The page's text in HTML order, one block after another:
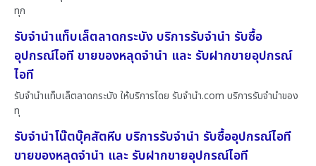
ทุก
รับจำนำแท็บเล็ตลาดกระบัง บริการรับจำนำ รับซื้อ
อุปกรณ์ไอที ขายของหลุดจำนำ และ รับฝากขายอุปกรณ์
ไอที
รับจำนำแท็บเล็ตลาดกระบัง ให้บริการโดย รับจํานํา.com บริการรับจำนำของ
ทุ
รับจำนำโน๊ตบุ๊คสัตหีบ บริการรับจำนำ รับซื้ออุปกรณ์ไอที
ขายของหลุดจำนำ และ รับฝากขายอุปกรณ์ไอที